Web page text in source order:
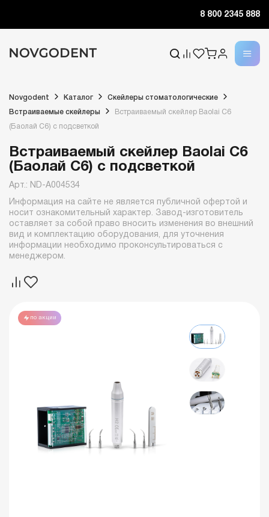
8 800 2345 888
Novgodent Каталог Скейлеры стоматологические
Встраиваемые скейлеры Встраиваемый скейлер Baolai C6
(Баолай C6) с подсветкой
Встраиваемый скейлер Baolai C6
(Баолай C6) с подсветкой
Арт.: ND-A004534
Информация на сайте не является публичной офертой и
носит ознакомительный характер. Завод-изготовитель
оставляет за собой право вносить изменения во внешний
вид и комплектацию оборудования, для уточнения
информации необходимо проконсультироваться с
менеджером.
по акции